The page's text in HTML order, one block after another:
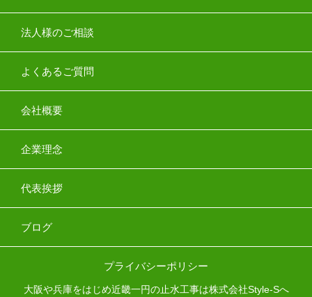
法人様のご相談
よくあるご質問
会社概要
企業理念
代表挨拶
ブログ
プライバシーポリシー
大阪や兵庫をはじめ近畿一円の止水工事は株式会社Style-Sへ